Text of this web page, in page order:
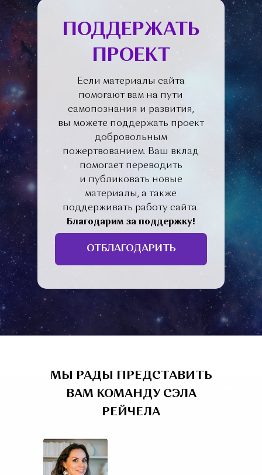
ПОДДЕРЖАТЬ
ПРОЕКТ
Если материалы сайта
помогают вам на пути
самопознания и развития,
вы можете поддержать проект
добровольным
пожертвованием. Ваш вклад
помогает переводить
и публиковать новые
материалы, а также
поддерживать работу сайта.
Благодарим за поддержку!
ОТБЛАГОДАРИТЬ
МЫ РАДЫ ПРЕДСТАВИТЬ
ВАМ КОМАНДУ СЭЛА
РЕЙЧЕЛА